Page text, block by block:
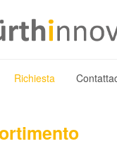
Richiesta